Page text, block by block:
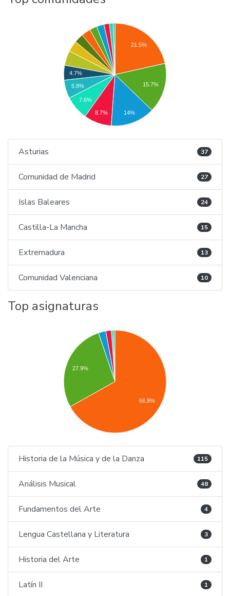
21.5%
15.7%
4.7%
5.8%
7.6%
8.7% 14%
Asturias 37
Comunidad de Madrid 27
Islas Baleares 24
Castilla-La Mancha 15
Extremadura 13
Comunidad Valenciana 10
Top asignaturas
27.9%
66.9%
Historia de la Música y de la Danza 115
Análisis Musical 48
Fundamentos del Arte 4
Lengua Castellana y Literatura 3
Historia del Arte 1
Latín II 1